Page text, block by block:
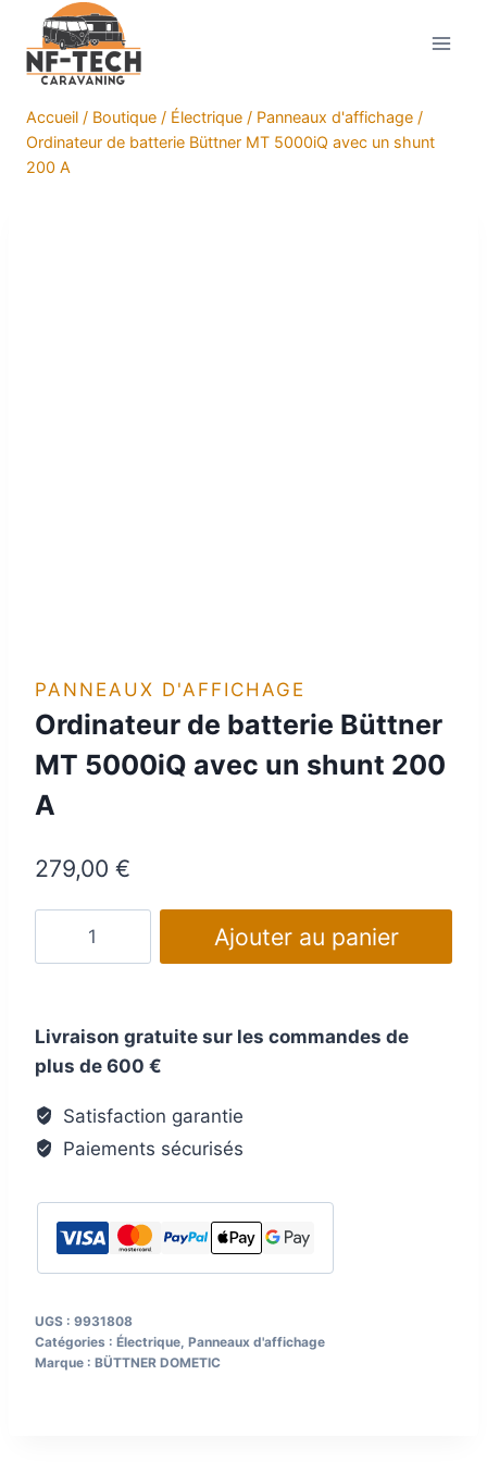
contenu
Accueil / Boutique / Électrique / Panneaux d'affichage /
Ordinateur de batterie Büttner MT 5000iQ avec un shunt
200 A
PANNEAUX D'AFFICHAGE
Ordinateur de batterie Büttner
MT 5000iQ avec un shunt 200
A
279,00 €
batterie
Büttner
5000iQ
avec
200
A
Ajouter au panier
Livraison gratuite sur les commandes de
plus de 600 €
Satisfaction garantie
Paiements sécurisés
UGS : 9931808
Catégories : Électrique Panneaux d'affichage
Marque : BÜTTNER DOMETIC